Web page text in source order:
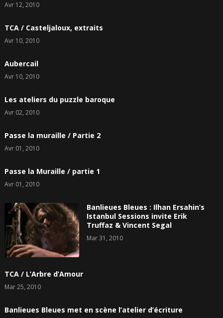
Avr 12, 2010
TCA / Casteljaloux, extraits
Avr 10, 2010
Aubercail
Avr 10, 2010
Les ateliers du puzzle baroque
Avr 02, 2010
Passe la muraille / Partie 2
Avr 01, 2010
Passe la Muraille / partie 1
Avr 01, 2010
Banlieues Bleues : Ilhan Ersahin’s
Istanbul Sessions invite Erik
Truffaz & Vincent Segal
Mar 31, 2010
TCA / L’Arbre d’Amour
Mar 25, 2010
Banlieues Bleues met en scène l’atelier d’écriture